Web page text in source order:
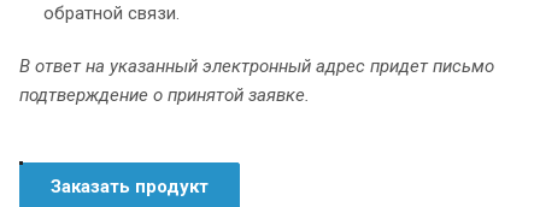
обратной связи.
В ответ на указанный электронный адрес придет письмо
подтверждение о принятой заявке.
Заказать продукт